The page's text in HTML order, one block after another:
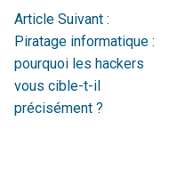
Article Suivant :
Piratage informatique :
pourquoi les hackers
vous cible-t-il
précisément ?